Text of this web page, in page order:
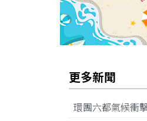
更多新聞
環團六都氣候